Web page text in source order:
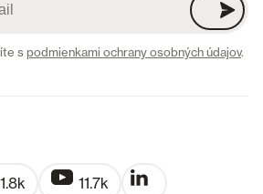
spodmienkami ochrany osobných údajov.
1.8k 11.7k